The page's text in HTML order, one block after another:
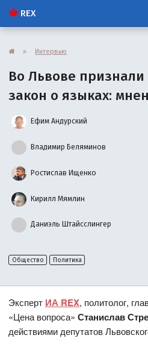
REX
» Интервью
Во Львове
закон о языках:
Ефим Андурский
Владимир Беляминов
Ростислав Ищенко
Кирилл Мямлин
Даниэль Штайсслингер
Общество Политика
Эксперт ИА REX, политолог,
«Цена вопроса»Станислав
действиями депутатов